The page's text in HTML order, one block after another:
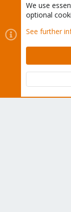
Cookies
Contact us
Terms
Community platform
We use
optional
See further